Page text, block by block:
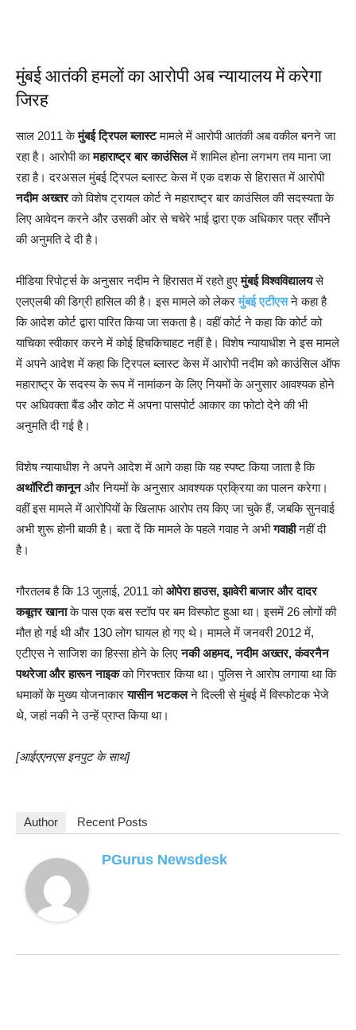
मुंबई आतंकी हमलों का आरोपी अब न्यायालय में करेगा
जिरह
साल 2011 केमुंबई ट्रिपल ब्लास्टमामले में आरोपी आतंकी अब वकील बनने जा
रहा है। आरोपी कामहाराष्ट्र बार काउंसिलमें शामिल होना लगभग तय माना जा
रहा है। दरअसल मुंबई ट्रिपल ब्लास्ट केस में एक दशक से हिरासत में आरोपी
नदीम अख्तरको विशेष ट्रायल कोर्ट ने महाराष्ट्र बार काउंसिल की सदस्यता के
लिए आवेदन करने और उसकी ओर से चचेरे भाई द्वारा एक अधिकार पत्र सौंपने
की अनुमति दे दी है।
मीडिया रिपोर्ट्स के अनुसार नदीम ने हिरासत में रहते हुएमुंबई विश्वविद्यालयसे
एलएलबी की डिग्री हासिल की है। इस मामले को लेकरमुंबई एटीएसने कहा है
कि आदेश कोर्ट द्वारा पारित किया जा सकता है। वहीं कोर्ट ने कहा कि कोर्ट को
याचिका स्वीकार करने में कोई हिचकिचाहट नहीं है। विशेष न्यायाधीश ने इस मामले
में अपने आदेश में कहा कि ट्रिपल ब्लास्ट केस में आरोपी नदीम को काउंसिल ऑफ
महाराष्ट्र के सदस्य के रूप में नामांकन के लिए नियमों के अनुसार आवश्यक होने
पर अधिवक्ता बैंड और कोट में अपना पासपोर्ट आकार का फोटो देने की भी
अनुमति दी गई है।
विशेष न्यायाधीश ने अपने आदेश में आगे कहा कि यह स्पष्ट किया जाता है कि
अथॉरिटी कानूनऔर नियमों के अनुसार आवश्यक प्रक्रिया का पालन करेगा।
वहीं इस मामले में आरोपियों के खिलाफ आरोप तय किए जा चुके हैं, जबकि सुनवाई
अभी शुरू होनी बाकी है। बता दें कि मामले के पहले गवाह ने अभीगवाहीनहीं दी
है।
गौरतलब है कि 13 जुलाई, 2011 कोओपेरा हाउस, झावेरी बाजार और दादर
कबूतर खानाके पास एक बस स्टॉप पर बम विस्फोट हुआ था। इसमें 26 लोगों की
मौत हो गई थी और 130 लोग घायल हो गए थे। मामले में जनवरी 2012 में,
एटीएस ने साजिश का हिस्सा होने के लिएनकी अहमद, नदीम अख्तर, कंवरनैन
पथरेजा और हारून नाइकको गिरफ्तार किया था। पुलिस ने आरोप लगाया था कि
धमाकों के मुख्य योजनाकारयासीन भटकलने दिल्ली से मुंबई में विस्फोटक भेजे
थे, जहां नकी ने उन्हें प्राप्त किया था।
[आईएएनएस इनपुट के साथ]
Author Recent Posts
PGurus Newsdesk